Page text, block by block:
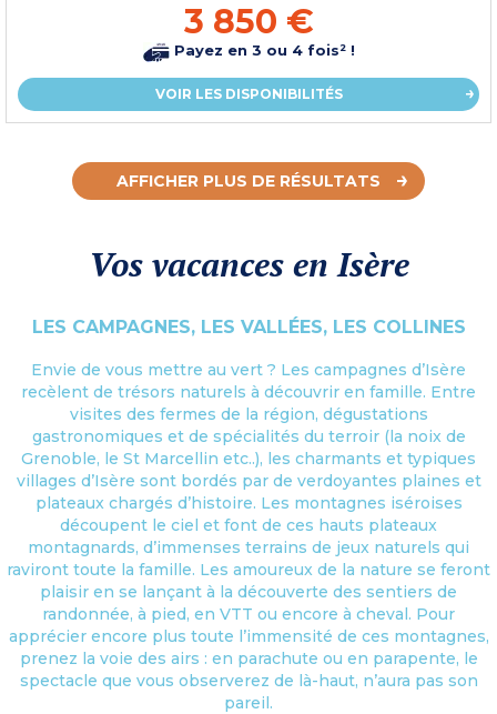
3 850 €
Payez en 3 ou 4 fois² !
VOIR LES DISPONIBILITÉS
AFFICHER PLUS DE RÉSULTATS
Vos vacances en Isère
LES CAMPAGNES, LES VALLÉES, LES COLLINES
Envie de vous mettre au vert ? Les campagnes d’Isère
recèlent de trésors naturels à découvrir en famille. Entre
visites des fermes de la région, dégustations
gastronomiques et de spécialités du terroir (la noix de
Grenoble, le St Marcellin etc..), les charmants et typiques
villages d’Isère sont bordés par de verdoyantes plaines et
plateaux chargés d’histoire. Les montagnes iséroises
découpent le ciel et font de ces hauts plateaux
montagnards, d’immenses terrains de jeux naturels qui
raviront toute la famille. Les amoureux de la nature se feront
plaisir en se lançant à la découverte des sentiers de
randonnée, à pied, en VTT ou encore à cheval. Pour
apprécier encore plus toute l’immensité de ces montagnes,
prenez la voie des airs : en parachute ou en parapente, le
spectacle que vous observerez de là-haut, n’aura pas son
pareil.